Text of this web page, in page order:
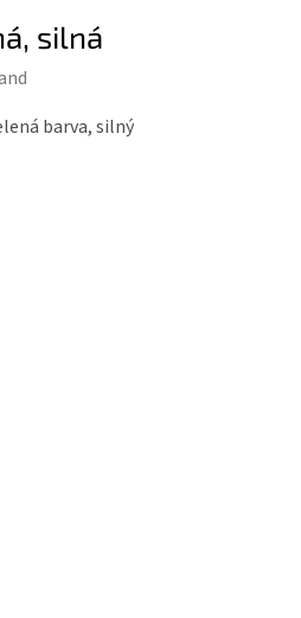
silná
barva, silný